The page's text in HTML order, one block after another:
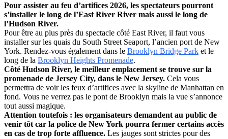
Pour assister au feu d’artifices 2026, les spectateurs pourront
s’installer le long de l’East River River mais aussi le long de
l’Hudson River.
Pour être au plus près du spectacle côté East River, il faut vous
installer sur les quais du South Street Seaport, l’ancien port de New
York. Rendez-vous également dans le Brooklyn Bridge Park et le
long de la Brooklyn Heights Promenade.
Côté Hudson River, le meilleur emplacement se trouve sur la
promenade de Jersey City, dans le New Jersey. Cela vous
permettra de voir les feux d’artifices avec la skyline de Manhattan en
fond. Vous ne verrez pas le pont de Brooklyn mais la vue s’annonce
tout aussi magique.
Attention toutefois : les organisateurs demandent au public de
venir tôt car la police de New York pourra fermer certains accès
en cas de trop forte affluence. Les jauges sont strictes pour des